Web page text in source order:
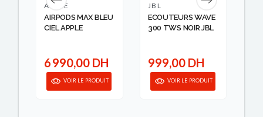
APPLE
AIRPODS MAX BLEU
CIEL APPLE
6 990,00 DH
VOIR LE PRODUIT
JBL
ECOUTEURS WAVE
300 TWS NOIR JBL
999,00 DH
VOIR LE PRODUIT